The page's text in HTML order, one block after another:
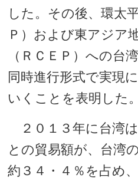
した。その後、環太
Ｐ）および東アジア
（ＲＣＥＰ）への台
同時進行形式で実現
いくことを表明した。
２０１３年に台湾
との貿易額が、台湾
約３４・４％を占め